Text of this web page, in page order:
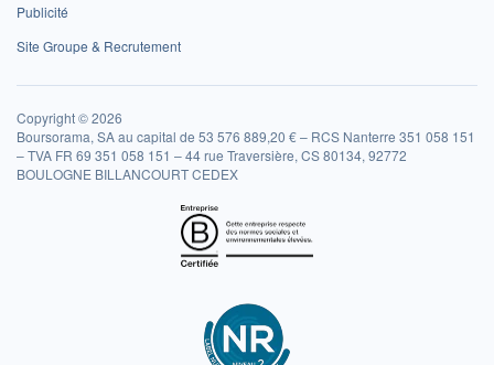
Publicité
Site Groupe & Recrutement
Copyright © 2026
Boursorama, SA au capital de 53 576 889,20 € – RCS Nanterre 351 058 151
– TVA FR 69 351 058 151 – 44 rue Traversière, CS 80134, 92772
BOULOGNE BILLANCOURT CEDEX